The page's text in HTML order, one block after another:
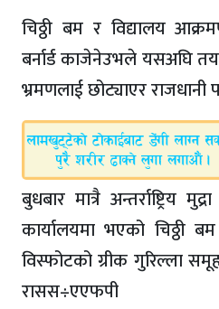
चिठ्ठी बम र विद्यालय
बर्नार्ड काजेनेउभले यसअघि तय
भ्रमणलाई छोट्याएर
बुधबार मात्रै अन्तर्राष्ट्रिय
कार्यालयमा भएको चिठ्ठी
विस्फोटको ग्रीक गुरिल्ला
रासस÷एएफपी